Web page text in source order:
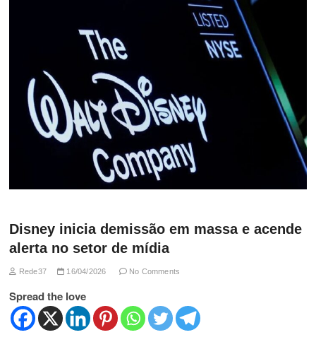
Disney inicia demissão em massa e acende
alerta no setor de mídia
Rede37 16/04/2026 No Comments
Spread the love